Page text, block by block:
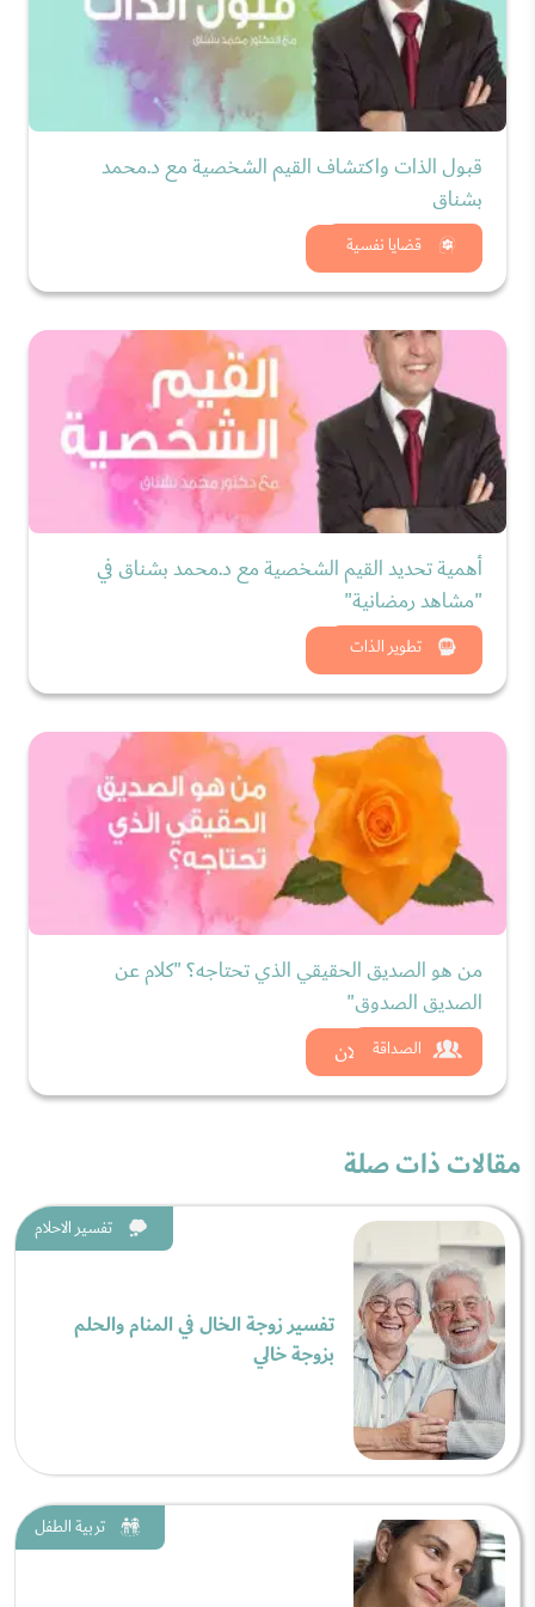
قضايا نفسية
قبول الذات واكتشاف القيم الشخصية مع د.محمد
بشناق
شاهد الان
تطوير الذات
أهمية تحديد القيم الشخصية مع د.محمد بشناق في
"مشاهد رمضانية"
شاهد الان
الصداقة
من هو الصديق الحقيقي الذي تحتاجه؟ "كلام عن
الصديق الصدوق"
شاهد الان
مقالات ذات صلة
تفسير الاحلام
تفسير زوجة الخال في المنام والحلم
بزوجة خالي
تربية الطفل